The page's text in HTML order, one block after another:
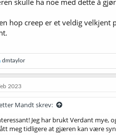
skulle ha noe med dette å
hop creep er et veldig
R
e
a
k
j
o
e
r
dmtaylor
2023
Mandt skrev:
Jeg har brukt Verdant mye,
meg tidligere at gjæren kan være